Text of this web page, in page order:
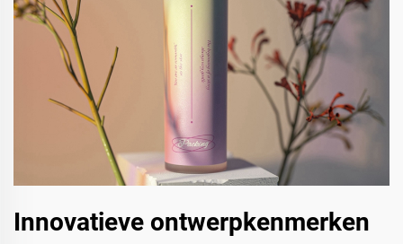
Innovatieve ontwerpkenmerken